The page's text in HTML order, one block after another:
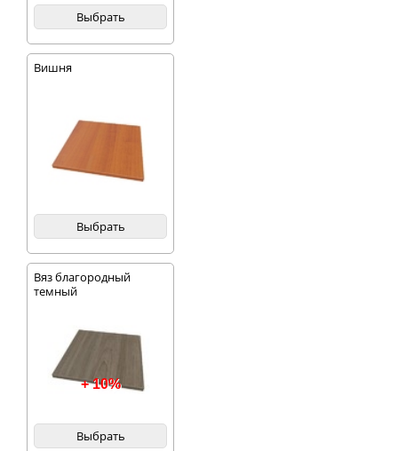
Выбрать
Вишня
Выбрать
Вяз благородный
темный
+ 10%
Выбрать